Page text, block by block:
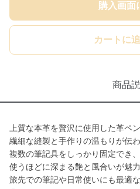
購入画面
カートに
商品
上質な本革を贅沢に使用した革ペン
繊細な縫製と手作りの温もりが伝わ
複数の筆記具をしっかり固定でき
使うほどに深まる艶と風合いが魅
旅先での筆記や日常使いにも最適